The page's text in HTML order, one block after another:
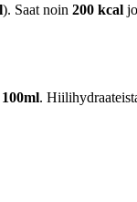
). Saat noin 200 kcal
.